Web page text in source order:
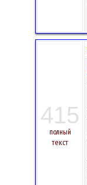
415
полный
текст